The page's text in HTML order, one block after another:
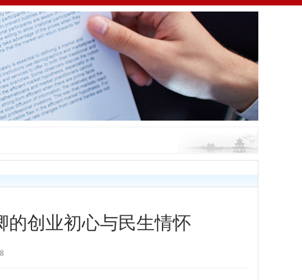
的创业初心与民生情怀